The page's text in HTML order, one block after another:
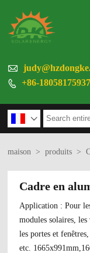

 +86-18058175937

maison > produits >
Cadre en
Application : Pour
modules solaires, les
les portes et
etc.